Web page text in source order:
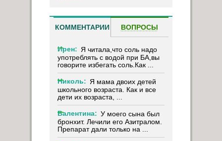
КОММЕНТАРИИ ВОПРОСЫ
Ирен: Я читала,что соль надо
употреблять с водой при БА,вы
говорите избегать соль.Как ...
Николь: Я мама двоих детей
школьного возраста. Как и все
дети их возраста, ...
Валентина: У моего сына был
бронхит. Лечили его Азитралом.
Препарат дали только на ...